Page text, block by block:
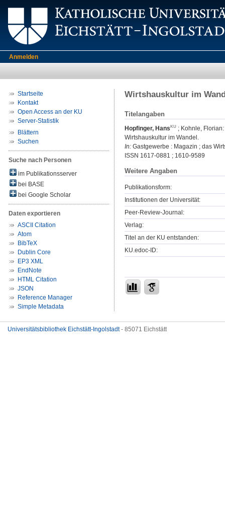
Anmelden
Startseite
Kontakt
Open Access an der KU
Server-Statistik
Blättern
Suchen
Suche nach Personen
im Publikationsserver
bei BASE
bei Google Scholar
Daten exportieren
ASCII Citation
Atom
BibTeX
Dublin Core
EP3 XML
EndNote
HTML Citation
JSON
Reference Manager
Simple Metadata
Wirtshauskultur im
Titelangaben
Hopfinger, Hans ; Kohnle, Florian:
Wirtshauskultur im Wandel.
In: Gastgewerbe : Magazin ; das
ISSN 1617-0881 ; 1610-9589
Weitere Angaben
Publikationsform:
Institutionen der Universität:
Peer-Review-Journal:
Verlag:
Titel an der KU entstanden:
KU.edoc-ID:
Universitätsbibliothek Eichstätt-Ingolstadt- 85071 Eichstätt